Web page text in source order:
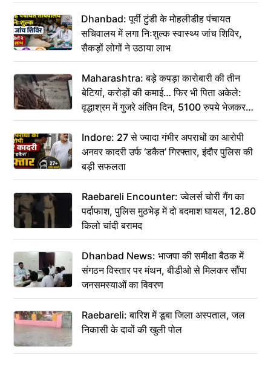
Dhanbad: पूर्वी टुंडी के मोहलीडीह पंचायत
सचिवालय में लगा निःशुल्क स्वास्थ्य जांच शिविर,
सैकड़ों लोगों ने उठाया लाभ
Maharashtra: बड़े कपड़ा कारोबारी की तीन
बेटियां, करोड़ों की कमाई… फिर भी पिता अकेले:
वृद्धाश्रम में गुजरे अंतिम दिन, 5100 रुपये भेजकर
कहा– अंतिम संस्कार कर दीजिए हम नहीं आ पाएंगे
Indore: 27 से ज्यादा गंभीर अपराधों का आरोपी
अनवर कादरी उर्फ ‘डकैत’ गिरफ्तार, इंदौर पुलिस की
बड़ी सफलता
Raebareli Encounter: ज्वेलर्स चोरी गैंग का
पर्दाफाश, पुलिस मुठभेड़ में दो बदमाश घायल, 12.80
किलो चांदी बरामद
Dhanbad News: भाजपा की समीक्षा बैठक में
संगठन विस्तार पर मंथन, बीडीओ से मिलकर सौंपा
जनसमस्याओं का विवरण
Raebareli: बारिश में डूबा जिला अस्पताल, जल
निकासी के दावों की खुली पोल